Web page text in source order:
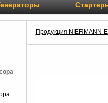
Продукция NIERMANN-